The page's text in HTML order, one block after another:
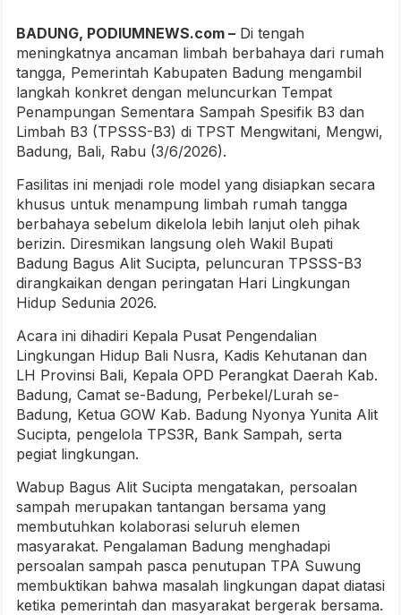
BADUNG, PODIUMNEWS.com – Di tengah
meningkatnya ancaman limbah berbahaya dari rumah
tangga, Pemerintah Kabupaten Badung mengambil
langkah konkret dengan meluncurkan Tempat
Penampungan Sementara Sampah Spesifik B3 dan
Limbah B3 (TPSSS-B3) di TPST Mengwitani, Mengwi,
Badung, Bali, Rabu (3/6/2026).
Fasilitas ini menjadi role model yang disiapkan secara
khusus untuk menampung limbah rumah tangga
berbahaya sebelum dikelola lebih lanjut oleh pihak
berizin. Diresmikan langsung oleh Wakil Bupati
Badung Bagus Alit Sucipta, peluncuran TPSSS-B3
dirangkaikan dengan peringatan Hari Lingkungan
Hidup Sedunia 2026.
Acara ini dihadiri Kepala Pusat Pengendalian
Lingkungan Hidup Bali Nusra, Kadis Kehutanan dan
LH Provinsi Bali, Kepala OPD Perangkat Daerah Kab.
Badung, Camat se-Badung, Perbekel/Lurah se-
Badung, Ketua GOW Kab. Badung Nyonya Yunita Alit
Sucipta, pengelola TPS3R, Bank Sampah, serta
pegiat lingkungan.
Wabup Bagus Alit Sucipta mengatakan, persoalan
sampah merupakan tantangan bersama yang
membutuhkan kolaborasi seluruh elemen
masyarakat. Pengalaman Badung menghadapi
persoalan sampah pasca penutupan TPA Suwung
membuktikan bahwa masalah lingkungan dapat diatasi
ketika pemerintah dan masyarakat bergerak bersama.